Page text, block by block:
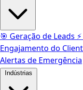
🎯 Geração de Leads ⚡️
Engajamento do
Alertas de Emergência
Indústrias